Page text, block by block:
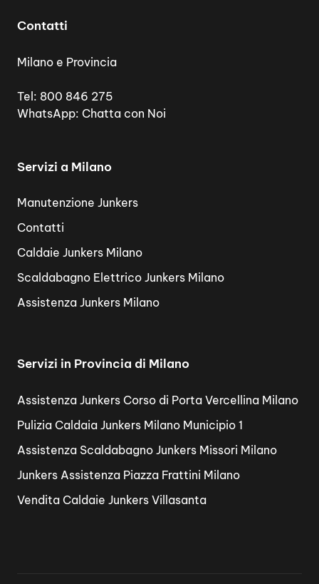
Contatti
Milano e Provincia
Tel: 800 846 275
WhatsApp: Chatta con Noi
Servizi a Milano
Manutenzione Junkers
Contatti
Caldaie Junkers Milano
Scaldabagno Elettrico Junkers Milano
Assistenza Junkers Milano
Servizi in Provincia di Milano
Assistenza Junkers Corso di Porta Vercellina Milano
Pulizia Caldaia Junkers Milano Municipio 1
Assistenza Scaldabagno Junkers Missori Milano
Junkers Assistenza Piazza Frattini Milano
Vendita Caldaie Junkers Villasanta